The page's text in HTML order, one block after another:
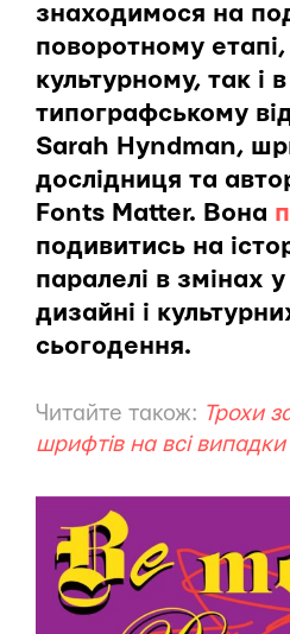
знаходимося на
поворотному етапі,
культурному, так і в
типографському
Sarah Hyndman,
дослідниця та
Fonts Matter. Вона
подивитись на
паралелі в змінах
дизайні і
сьогодення.
Читайте також: Трохи
шрифтів на всі